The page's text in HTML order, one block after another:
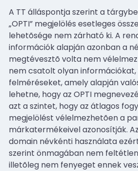
A TT álláspontja szerint a
„OPTI” megjelölés esetleges
lehetõsége nem zárható ki. A
információk alapján azonban a
megtévesztõ volta nem
nem csatolt olyan információkat,
felméréseket, amely alapján
lehetne, hogy az OPTI
azt a szintet, hogy az átlagos
megjelölést vélelmezhetõen a
márkatermékeivel azonosítják.
domain névkénti használata
szerint önmagában nem
illetõleg nem fenyeget ennek